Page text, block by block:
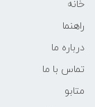
خانه
راهنما
درباره ما
تماس با ما
متابو